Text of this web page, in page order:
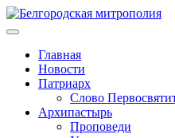
Главная
Новости
Патриарх
Слово
Архипастырь
Проповеди